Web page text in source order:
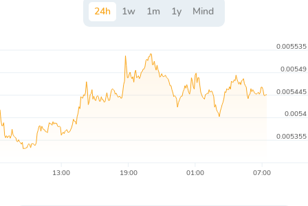
24h 1w 1m 1y Mind
13:00 19:00 01:00 07:00
0.005355
0.0054
0.005445
0.00549
0.005535